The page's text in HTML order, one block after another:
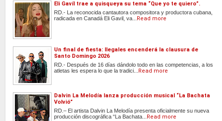
Eli Gavíl trae a quisqueya su tema “Que yo te quiero”.
RD.- La reconocida cantautora compositora y productora cubana,
radicada en Canadá Eli Gavil, va...
Read more
Un final de fiesta: Ilegales encenderá la clausura de
Santo Domingo 2026
RD.- Después de 16 días dándolo todo en las competencias, a los
atletas les espera lo que la tradici...
Read more
Dalvin La Melodía lanza producción musical “La Bachata
Volvió”
RD.– El artista Dalvin La Melodía presenta oficialmente su nueva
producción discográfica “La Bachata...
Read more